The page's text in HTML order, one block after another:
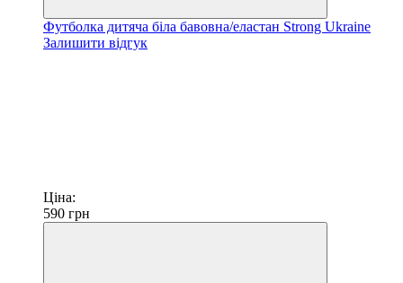
Футболка дитяча біла бавовна/еластан Strong Ukraine
Залишити відгук
Ціна:
590 грн